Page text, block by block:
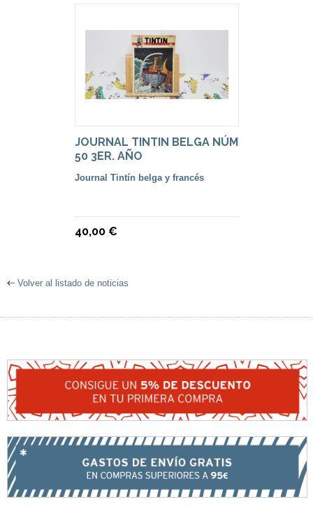
JOURNAL TINTIN BELGA NÚM
50 3ER. AÑO
Journal Tintín belga y francés
40,00 €
Volver al listado de noticias